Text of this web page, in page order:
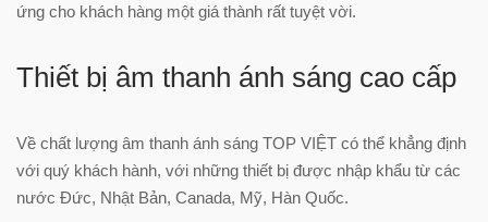
ứng cho khách hàng một giá thành rất tuyệt vời.
Thiết bị âm thanh ánh sáng cao cấp
Về chất lượng âm thanh ánh sáng TOP VIỆT có thể khẳng định
với quý khách hành, với những thiết bị được nhập khẩu từ các
nước Đức, Nhật Bản, Canada, Mỹ, Hàn Quốc.